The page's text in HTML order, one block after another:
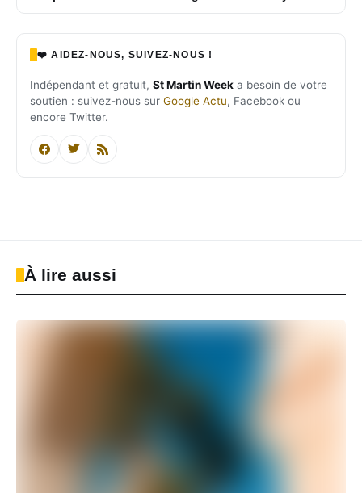
❤️ AIDEZ-NOUS, SUIVEZ-NOUS !
Indépendant et gratuit, St Martin Week a besoin de votre
soutien : suivez-nous sur Google Actu, Facebook ou
encore Twitter.
À lire aussi